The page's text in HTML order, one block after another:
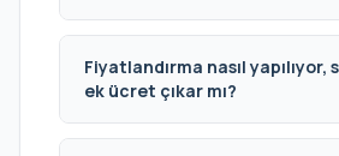
Fiyatlandırma nasıl yapılıyor,
ek ücret çıkar mı?